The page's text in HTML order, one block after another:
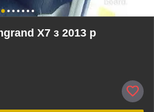
Х7 з 2013 р